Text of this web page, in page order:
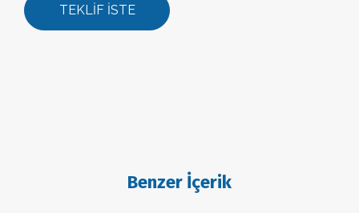
TEKLİF İSTE
Benzer İçerik